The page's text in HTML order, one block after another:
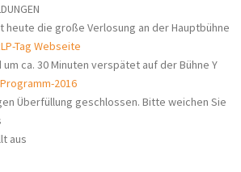
heute die große Verlosung an der Hauptbühne
Tag Webseite
um ca. 30 Minuten verspätet auf der Bühne Y
Programm-2016
Überfüllung geschlossen. Bitte weichen Sie
aus